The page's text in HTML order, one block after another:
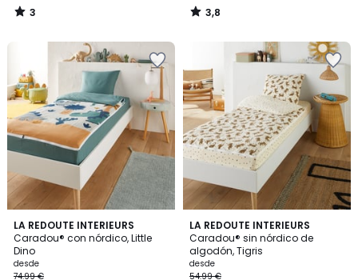
3
/
3,8
/
LA REDOUTE INTERIEURS
Caradou® con nórdico, Little
Dino
desde
74.99 €
4,3
/ 5
LA REDOUTE INTERIEURS
Caradou® sin nórdico de
algodón, Tigris
desde
54.99 €